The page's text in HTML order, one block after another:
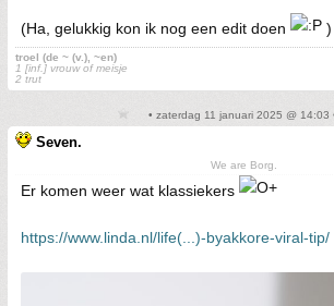
(Ha, gelukkig kon ik nog een edit doen )
troel (de ~ (v.), ~en)
1 [inf.] vrouw of meisje
2 trut
• zaterdag 11 januari 2025 @ 14:03
Seven.
We are Borg.
Er komen weer wat klassiekers
https://www.linda.nl/life(...)-byakkore-viral-tip/